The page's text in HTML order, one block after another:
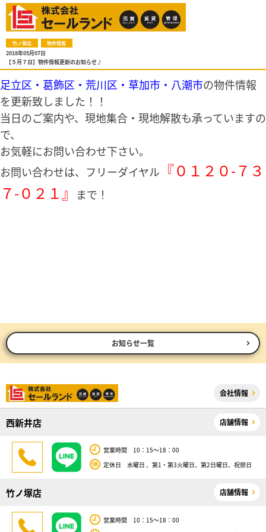
竹ノ塚店 物件情報
2018年05月07日
【５月７日】物件情報更新のお知らせ♪
足立区・葛飾区・荒川区・草加市・八潮市の物件情報
を更新致しました！！
当日のご案内や、現地集合・現地解散も承っていますの
で、
お気軽にお問い合わせ下さい。
お問い合わせは、フリーダイヤル 『０１２０-７３
７-０２１』
まで！
お知らせ一覧
会社情報
西新井店 店舗情報
営業時間 10：15～18：00
定休日 水曜日 、第1・第3火曜日、第2日曜日、祝祭日
竹ノ塚店 店舗情報
営業時間 10：15～18：00